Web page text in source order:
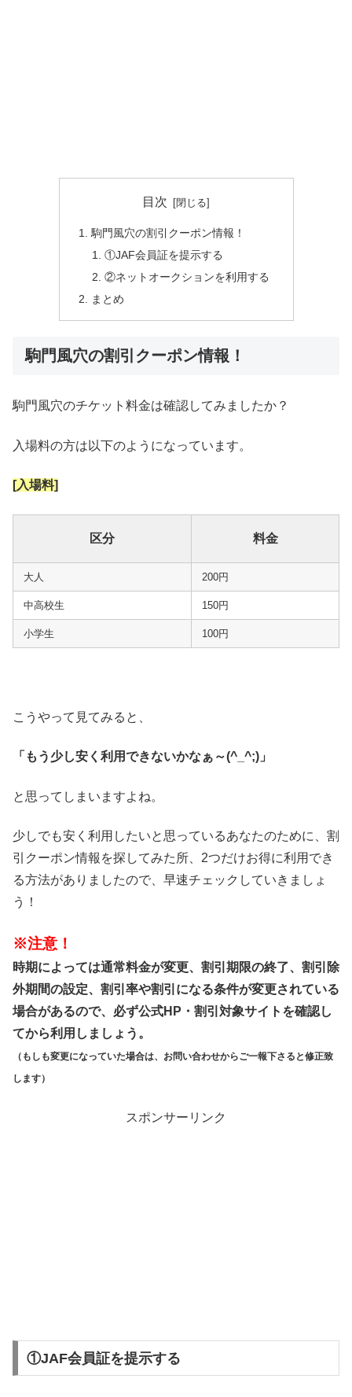
目次
駒門風穴の割引クーポン情報！
①JAF会員証を提示する
②ネットオークションを利用する
まとめ
駒門風穴の割引クーポン情報！
駒門風穴のチケット料金は確認してみましたか？
入場料の方は以下のようになっています。
[入場料]
区分 料金
大人 200円
中高校生 150円
小学生 100円
こうやって見てみると、
「もう少し安く利用できないかなぁ～(^_^;)」
と思ってしまいますよね。
少しでも安く利用したいと思っているあなたのために、割
引クーポン情報を探してみた所、2つだけお得に利用でき
る方法がありましたので、早速チェックしていきましょ
う！
※注意！
時期によっては通常料金が変更、割引期限の終了、割引除
外期間の設定、割引率や割引になる条件が変更されている
場合があるので、必ず公式HP・割引対象サイトを確認し
てから利用しましょう。
（もしも変更になっていた場合は、お問い合わせからご一報下さると修正致
します）
スポンサーリンク
①JAF会員証を提示する